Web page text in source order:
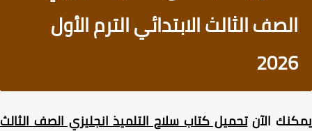
الصف الثالث الابتدائي الترم الأول
2026
الآنتحميل كتاب سلاح التلميذ انجليزي الصف الثالث